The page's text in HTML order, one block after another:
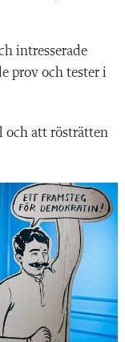
intresserade
prov och tester i
och att rösträtten